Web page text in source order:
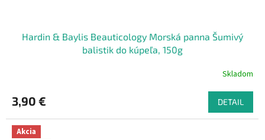
Hardin & Baylis Beauticology Morská panna Šumivý
balistik do kúpeľa, 150g
Skladom
3,90 € DETAIL
Akcia